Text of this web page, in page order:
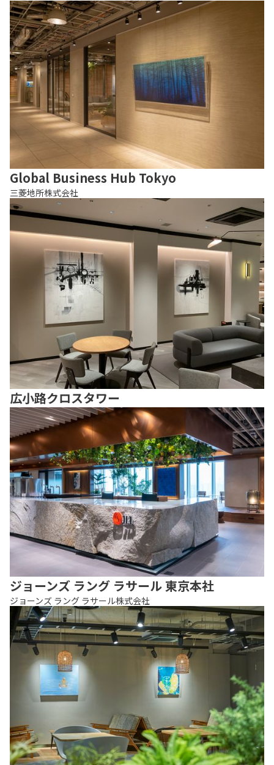
Global Business Hub Tokyo
三菱地所株式会社
広小路クロスタワー
ジョーンズ ラング ラサール 東京本社
ジョーンズ ラング ラサール株式会社